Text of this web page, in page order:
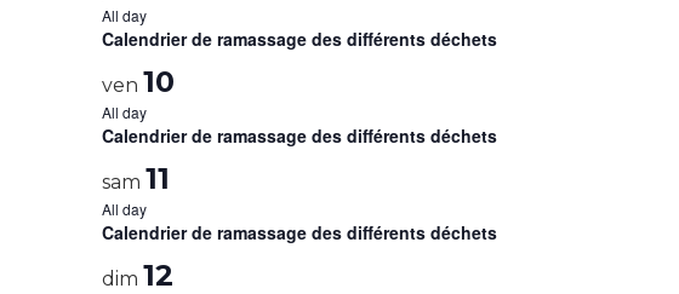
All day
Calendrier de ramassage des différents déchets
ven 10
All day
Calendrier de ramassage des différents déchets
sam 11
All day
Calendrier de ramassage des différents déchets
dim 12